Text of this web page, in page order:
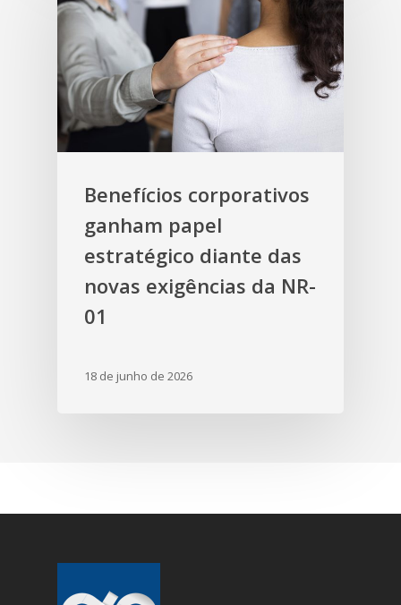
Benefícios corporativos
ganham papel
estratégico diante das
novas exigências da NR-
01
18 de junho de 2026